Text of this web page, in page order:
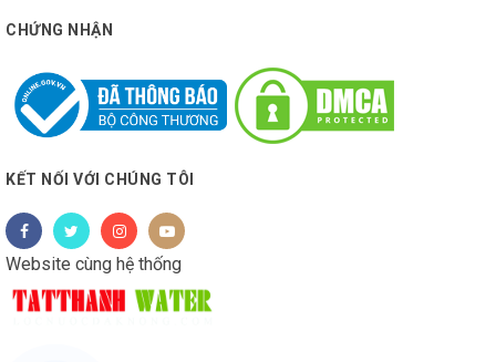
CHỨNG NHẬN
KẾT NỐI VỚI CHÚNG TÔI
Website cùng hệ thống